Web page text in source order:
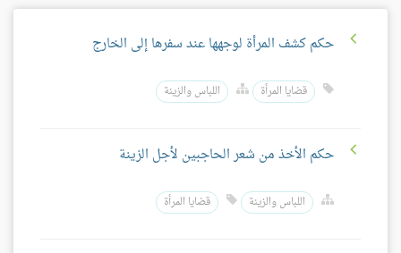
حكم كشف المرأة لوجهها عند سفرها إلى الخارج
قضايا المرأة اللباس والزينة
حكم الأخذ من شعر الحاجبين لأجل الزينة
اللباس والزينة قضايا المرأة